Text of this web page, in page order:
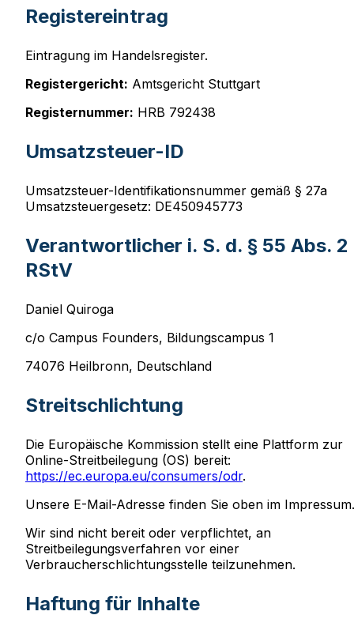
Registereintrag
Eintragung im Handelsregister.
Registergericht: Amtsgericht Stuttgart
Registernummer: HRB 792438
Umsatzsteuer-ID
Umsatzsteuer-Identifikationsnummer gemäß § 27a
Umsatzsteuergesetz: DE450945773
Verantwortlicher i. S. d. § 55 Abs. 2
RStV
Daniel Quiroga
c/o Campus Founders, Bildungscampus 1
74076 Heilbronn, Deutschland
Streitschlichtung
Die Europäische Kommission stellt eine Plattform zur
Online-Streitbeilegung (OS) bereit:
https://ec.europa.eu/consumers/odr.
Unsere E-Mail-Adresse finden Sie oben im Impressum.
Wir sind nicht bereit oder verpflichtet, an
Streitbeilegungsverfahren vor einer
Verbraucherschlichtungsstelle teilzunehmen.
Haftung für Inhalte